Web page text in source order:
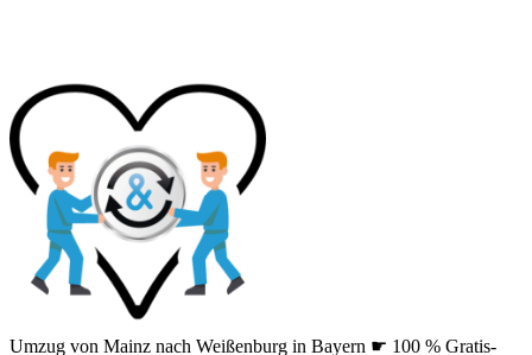
Umzug von Mainz nach Weißenburg in Bayern ☛ 100 % Gratis-